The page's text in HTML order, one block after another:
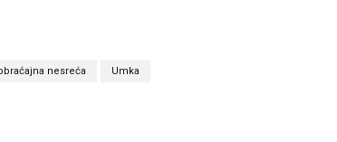
nesreća Umka